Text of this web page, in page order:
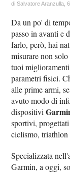
diSalvatore Aranzulla ,
Da un po' di
passo in avanti e
farlo, però, hai
misurare non
tuoi
parametri fisici.
alle prime armi,
avuto modo di
dispositivi
sportivi,
ciclismo, triathlon
Specializzata
Garmin, a oggi,